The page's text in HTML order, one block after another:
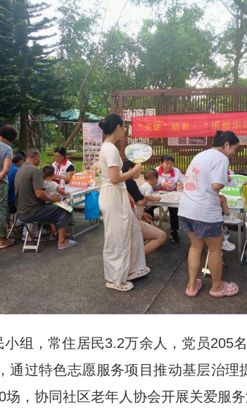
组，常住居民3.2万余人，党员205
通过特色志愿服务项目推动基层治
，协同社区老年人协会开展关爱服务